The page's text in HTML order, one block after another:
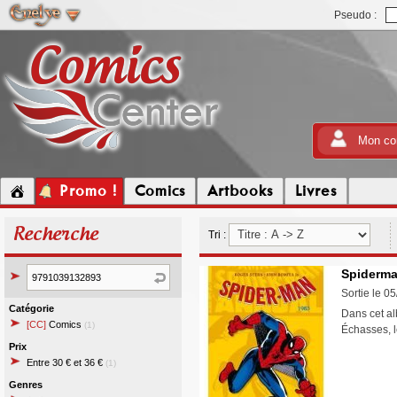
Pseudo :
Mon
Promo ! Comics Artbooks Livres
Recherche
Catégorie
[CC] Comics (1)
Prix
Entre 30 € et 36 € (1)
Genres
Tri :
Sortie le
Dans cet
Échasses,